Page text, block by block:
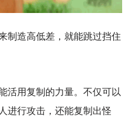
制造高低差，就能跳过挡住
活用复制的力量。不仅可以
进行攻击，还能复制出怪